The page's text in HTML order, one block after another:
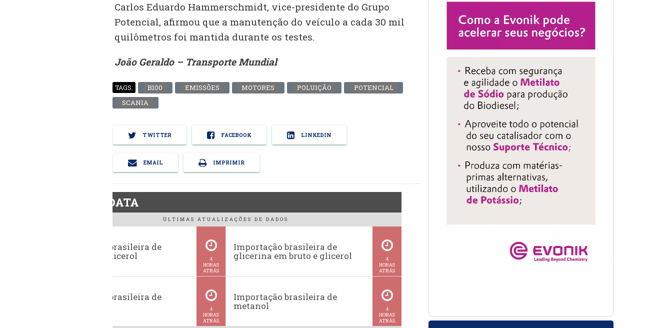
Carlos Eduardo Hammerschmidt, vice-presidente do Grupo
Potencial, afirmou que a manutenção do veículo a cada 30 mil
quilômetros foi mantida durante os testes.
João Geraldo – Transporte Mundial
TAGS: B100 EMISSÕES MOTORES POLUIÇÃO
POTENCIAL
SCANIA
TWITTER FACEBOOK LINKEDIN
EMAIL IMPRIMIR
BiodieselDATA
ÚLTIMAS ATUALIZAÇÕES DE DADOS
Exportação brasileira de
glicerina e glicerol
4
HORAS
ATRÁS
Importação brasileira de
glicerina em bruto e glicerol
4
HORAS
ATRÁS
Exportação brasileira de
4
HORAS
ATRÁS
Importação brasileira de
metanol
4
HORAS
ATRÁS